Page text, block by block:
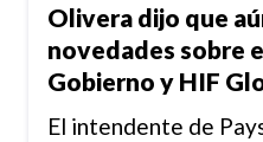
Olivera dijo que
novedades sobre
Gobierno y HIF
El intendente de